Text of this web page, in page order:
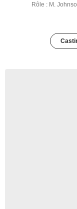
Rôle : M.